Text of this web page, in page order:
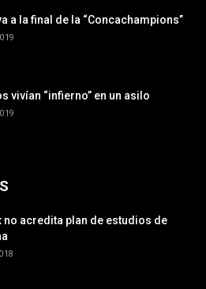
a la final de la “Concachampions”
vivían “infierno” en un asilo
no acredita plan de estudios de